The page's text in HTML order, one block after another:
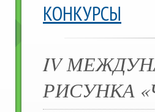
КОНКУРСЫ
IV
РИСУНКА